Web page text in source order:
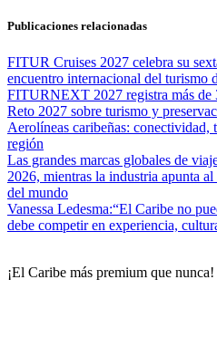
Publicaciones relacionadas
FITUR Cruises 2027 celebra su
encuentro internacional del turismo
FITURNEXT 2027 registra más de
Reto 2027 sobre turismo y
Aerolíneas caribeñas: conectividad,
región
Las grandes marcas globales de
2026, mientras la industria apunta
del mundo
Vanessa Ledesma:“El Caribe no
debe competir en experiencia,
¡El Caribe más premium que nunca!